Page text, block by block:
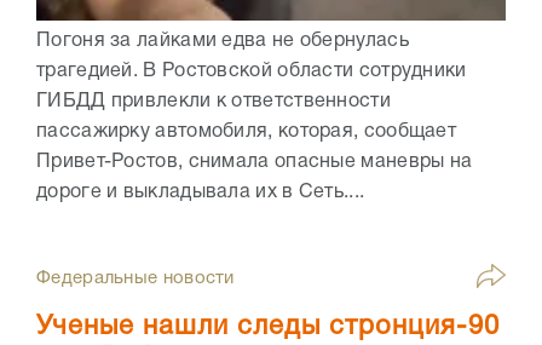
Погоня за лайками едва не обернулась
трагедией. В Ростовской области сотрудники
ГИБДД привлекли к ответственности
пассажирку автомобиля, которая, сообщает
Привет-Ростов, снимала опасные маневры на
дороге и выкладывала их в Сеть....
Федеральные новости
Ученые нашли следы стронция-90